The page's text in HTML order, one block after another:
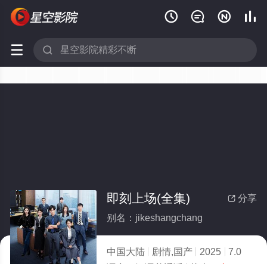
   
 
 分享
即刻上场(全集)
别名：jikeshangchang
中国大陆 剧情,国产 2025
7.0